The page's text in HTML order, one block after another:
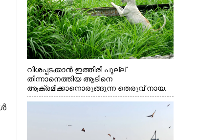
വിശപ്പടക്കാൻ ഇത്തിരി പുല്ല്
തിന്നാനെത്തിയ ആടിനെ
ആക്രമിക്കാനൊരുങ്ങുന്ന തെരുവ് നായ.
എറണാകുളം വാത്തുരുത്തിയിൽ നിന്നുള്ള